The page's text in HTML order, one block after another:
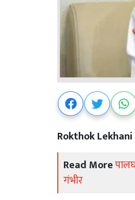
Rokthok Lekhani
Read More
गंभीर